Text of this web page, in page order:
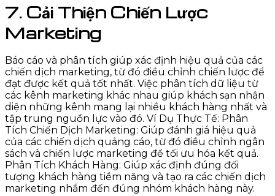
7. Cải Thiện Chiến Lược
Marketing
Báo cáo và phân tích giúp xác định hiệu quả của các
chiến dịch marketing, từ đó điều chỉnh chiến lược để
đạt được kết quả tốt nhất. Việc phân tích dữ liệu từ
các kênh marketing khác nhau giúp khách sạn nhận
diện những kênh mang lại nhiều khách hàng nhất và
tập trung nguồn lực vào đó. Ví Dụ Thực Tế: Phân
Tích Chiến Dịch Marketing: Giúp đánh giá hiệu quả
của các chiến dịch quảng cáo, từ đó điều chỉnh ngân
sách và chiến lược marketing để tối ưu hóa kết quả.
Phân Tích Khách Hàng: Giúp xác định đúng đối
tượng khách hàng tiềm năng và tạo ra các chiến dịch
marketing nhắm đến đúng nhóm khách hàng này.